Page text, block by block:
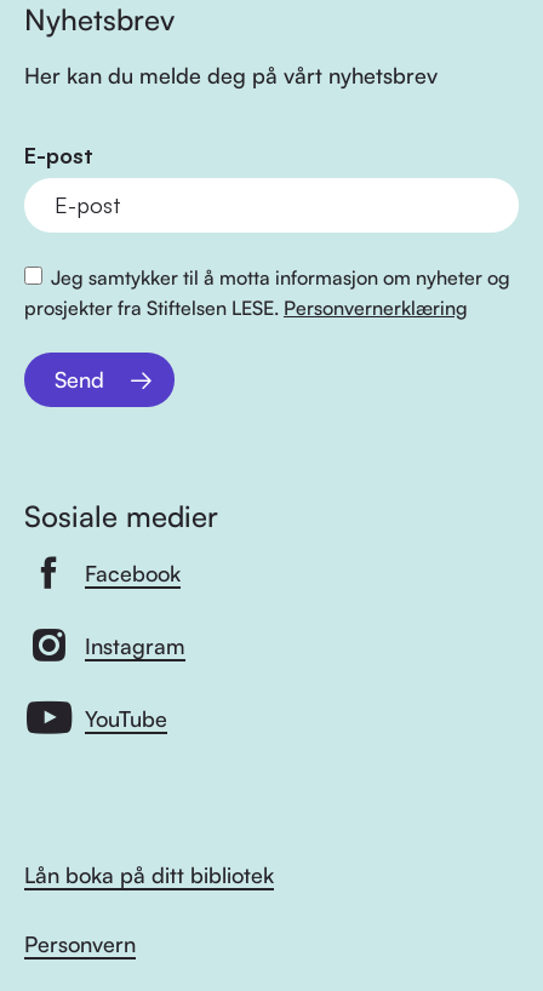
Nyhetsbrev
Her kan du melde deg på vårt nyhetsbrev
E-post
Jeg samtykker til å motta informasjon om nyheter og
prosjekter fra Stiftelsen LESE. Personvernerklæring
Send
Sosiale medier
Facebook
Instagram
YouTube
Lån boka på ditt bibliotek
Personvern